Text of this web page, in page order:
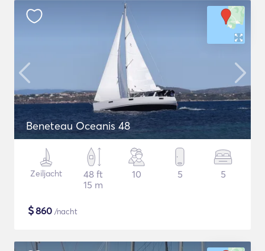
Beneteau Oceanis 48
Zeiljacht
48 ft
15 m
10 5 5
$860 /nacht